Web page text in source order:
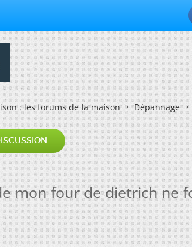
: les forums de la maison Dépannage
mon four de dietrich ne